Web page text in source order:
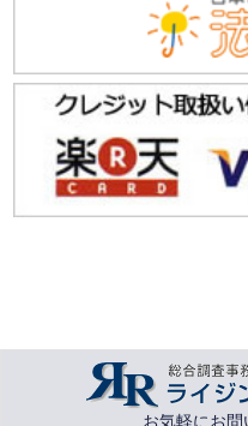
お気軽にお問